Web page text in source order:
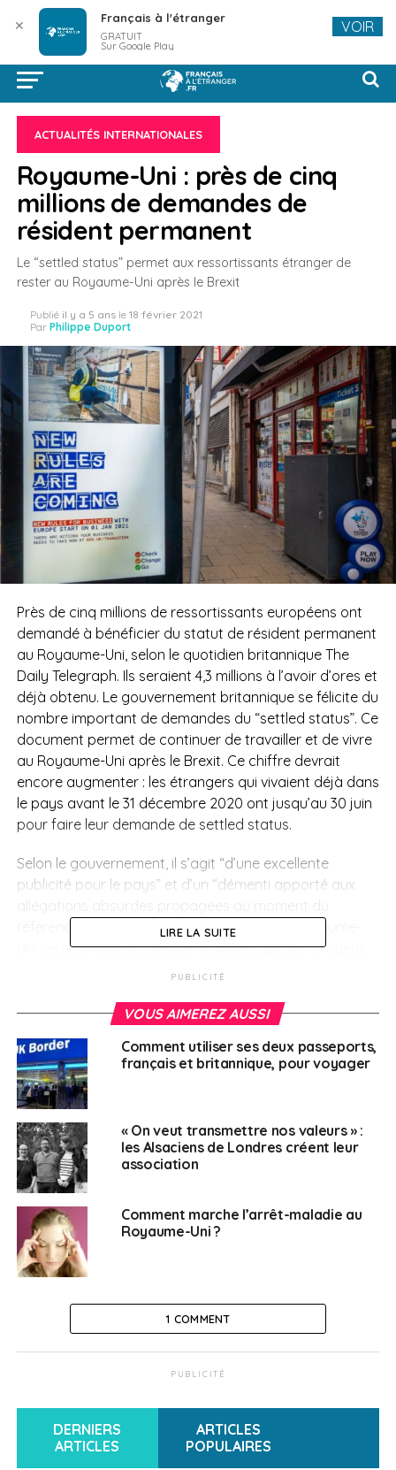
ACTUALITÉS INTERNATIONALES
Royaume-Uni : près de cinq
millions de demandes de
résident permanent
Le “settled status” permet aux ressortissants étranger de
rester au Royaume-Uni après le Brexit
Publié il y a 5 ans le 18 février 2021
Par Philippe Duport
Près de cinq millions de ressortissants européens ont
demandé à bénéficier du statut de résident permanent
au Royaume-Uni, selon le quotidien britannique The
Daily Telegraph. Ils seraient 4,3 millions à l’avoir d’ores et
déjà obtenu. Le gouvernement britannique se félicite du
nombre important de demandes du “settled status”. Ce
document permet de continuer de travailler et de vivre
au Royaume-Uni après le Brexit. Ce chiffre devrait
encore augmenter : les étrangers qui vivaient déjà dans
le pays avant le 31 décembre 2020 ont jusqu’au 30 juin
pour faire leur demande de settled status.
Selon le gouvernement, il s’agit “d’une excellente
publicité pour le pays” et d’un “démenti apporté aux
référendum sur le Brexit selon lesquelles le Royaume-
Uni serait moins accueillant qu’avant, que les citoyens
européens partiraient ou que nos universités et notre
SUJETS ASSOCIÉS:
A SUIVRE
Coronavirus: quels sont les foyers épidémiques
dans le monde
NE RATEZ PAS
Français du Royaume-Uni : Jean-Baptiste
Lemoyne et Alexandre Holroyd répondent à vos
questions (4/5)
LIRE LA SUITE
PUBLICITÉ
VOUS AIMEREZ AUSSI
Comment utiliser ses deux passeports,
français et britannique, pour voyager
« On veut transmettre nos valeurs » :
les Alsaciens de Londres créent leur
association
Comment marche l’arrêt-maladie au
Royaume-Uni ?
1 COMMENT
PUBLICITÉ
DERNIERS
ARTICLES
ARTICLES
POPULAIRES
✕ Français à l'étranger
GRATUIT
Sur Google Play
VOIR